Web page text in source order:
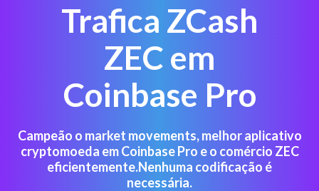
Trafica ZCash
ZEC em
Coinbase Pro
Campeão o market movements, melhor aplicativo
cryptomoeda em Coinbase Pro e o comércio ZEC
eficientemente.Nenhuma codificação é
necessária.